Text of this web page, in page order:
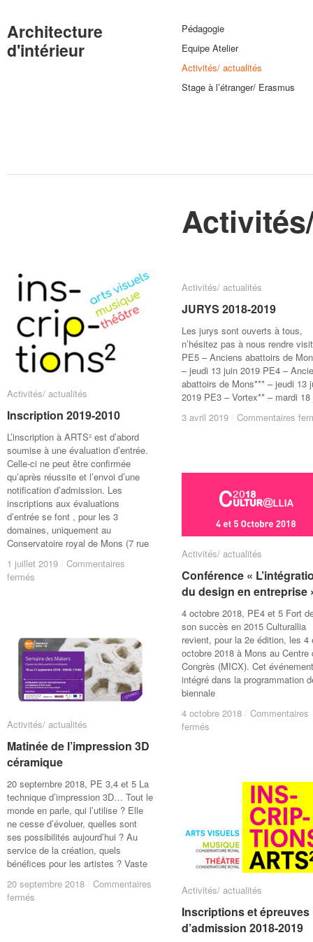
Architecture
d'intérieur
Pédagogie
Equipe Atelier
Activités/ actualités
Stage à l’étranger/ Erasmus
Activités/ actualités
Inscription 2019-2010
L’inscription à ARTS² est d’abord
soumise à une évaluation d’entrée.
Celle-ci ne peut être confirmée
qu’après réussite et l’envoi d’une
notification d’admission. Les
inscriptions aux évaluations
d’entrée se font , pour les 3
domaines, uniquement au
Conservatoire royal de Mons (7 rue
1 juillet 2019 / Commentaires
fermés
Activités/ actualités
Inscription 2019-2010
1 juillet 2019 / Commentaires
fermés
Activités/ actualités
JURYS 2018-2019
Les jurys sont ouverts à tous,
n’hésitez pas à nous rendre
PE5 – Anciens abattoirs de
– jeudi 13 juin 2019 PE4 –
abattoirs de Mons*** – jeudi 13
2019 PE3 – Vortex** – mardi 18
3 avril 2019 / Commentaires
Activités/ actualités
JURYS 2018-2019
3 avril 2019 / Commentaires
Activités/ actualités
Conférence «
du design en entreprise
4 octobre 2018, PE4 et 5 Fort
son succès en 2015 Culturallia
revient, pour la 2e édition, les 4
octobre 2018 à Mons au Centre
Congrès (MICX). Cet
intégré dans la programmation
biennale
4 octobre 2018 / Commentaires
fermés
entreprise »
Activités/ actualités
Conférence «
du design en entreprise
4 octobre 2018 / Commentaires
fermés
entreprise »
Activités/ actualités
Matinée de l’impression 3D
céramique
20 septembre 2018, PE 3,4 et 5 La
technique d’impression 3D… Tout le
monde en parle, qui l’utilise ? Elle
ne cesse d’évoluer, quelles sont
ses possibilités aujourd’hui ? Au
service de la création, quels
bénéfices pour les artistes ? Vaste
20 septembre 2018 / Commentaires
fermés
Activités/ actualités
Matinée de l’impression 3D
céramique
20 septembre 2018 / Commentaires
fermés
Activités/ actualités
Inscriptions et épreuves
d’admission 2018-2019
Activités/ actualités
Inscriptions et épreuves
d’admission 2018-2019